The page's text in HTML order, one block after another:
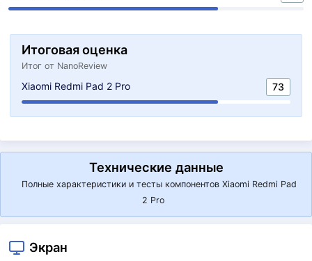
Итоговая оценка
Итог от NanoReview
Xiaomi Redmi Pad 2 Pro 73
Технические данные
Полные характеристики и тесты компонентов Xiaomi Redmi Pad
2 Pro
Экран